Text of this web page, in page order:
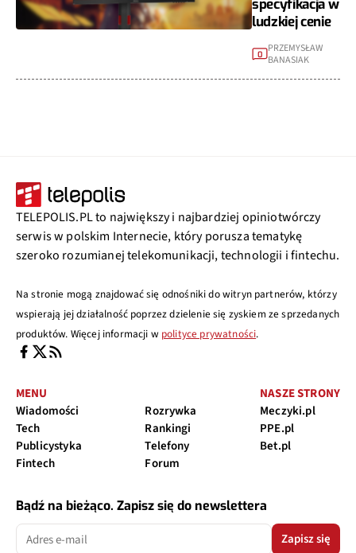
specyfikacja w
ludzkiej cenie
0
PRZEMYSŁAW
BANASIAK
TELEPOLIS.PL to największy i najbardziej opiniotwórczy
serwis w polskim Internecie, który porusza tematykę
szeroko rozumianej telekomunikacji, technologii i fintechu.
Na stronie mogą znajdować się odnośniki do witryn partnerów, którzy
wspierają jej działalność poprzez dzielenie się zyskiem ze sprzedanych
produktów. Więcej informacji w polityce prywatności.
MENU
Wiadomości
Tech
Publicystyka
Fintech
Rozrywka
Rankingi
Telefony
Forum
NASZE STRONY
Meczyki.pl
PPE.pl
Bet.pl
Bądź na bieżąco. Zapisz się do newslettera
Zapisz się